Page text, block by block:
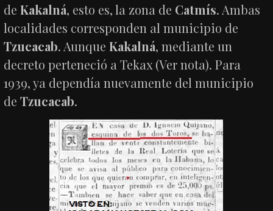
deKakalná, esto es, la zona de Catmís. Ambas
localidades corresponden al municipio de
Tzucacab. Aunque Kakalná, mediante un
decreto perteneció a Tekax (Ver nota). Para
1939, ya dependía nuevamente del municipio
deTzucacab.